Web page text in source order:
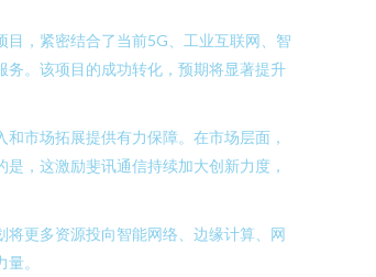
，紧密结合了当前5G、工业互联网、智
。该项目的成功转化，预期将显著提升
市场拓展提供有力保障。在市场层面，
，这激励斐讯通信持续加大创新力度，
更多资源投向智能网络、边缘计算、网
。